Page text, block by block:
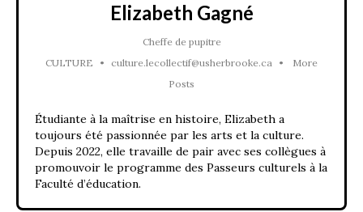
Elizabeth Gagné
Cheffe de pupitre
CULTURE
• culture.lecollectif@usherbrooke.ca •
More
Posts
Étudiante à la maîtrise en histoire, Elizabeth a
toujours été passionnée par les arts et la culture.
Depuis 2022, elle travaille de pair avec ses collègues à
promouvoir le programme des Passeurs culturels à la
Faculté d’éducation.